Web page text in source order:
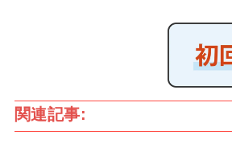
関連記事: